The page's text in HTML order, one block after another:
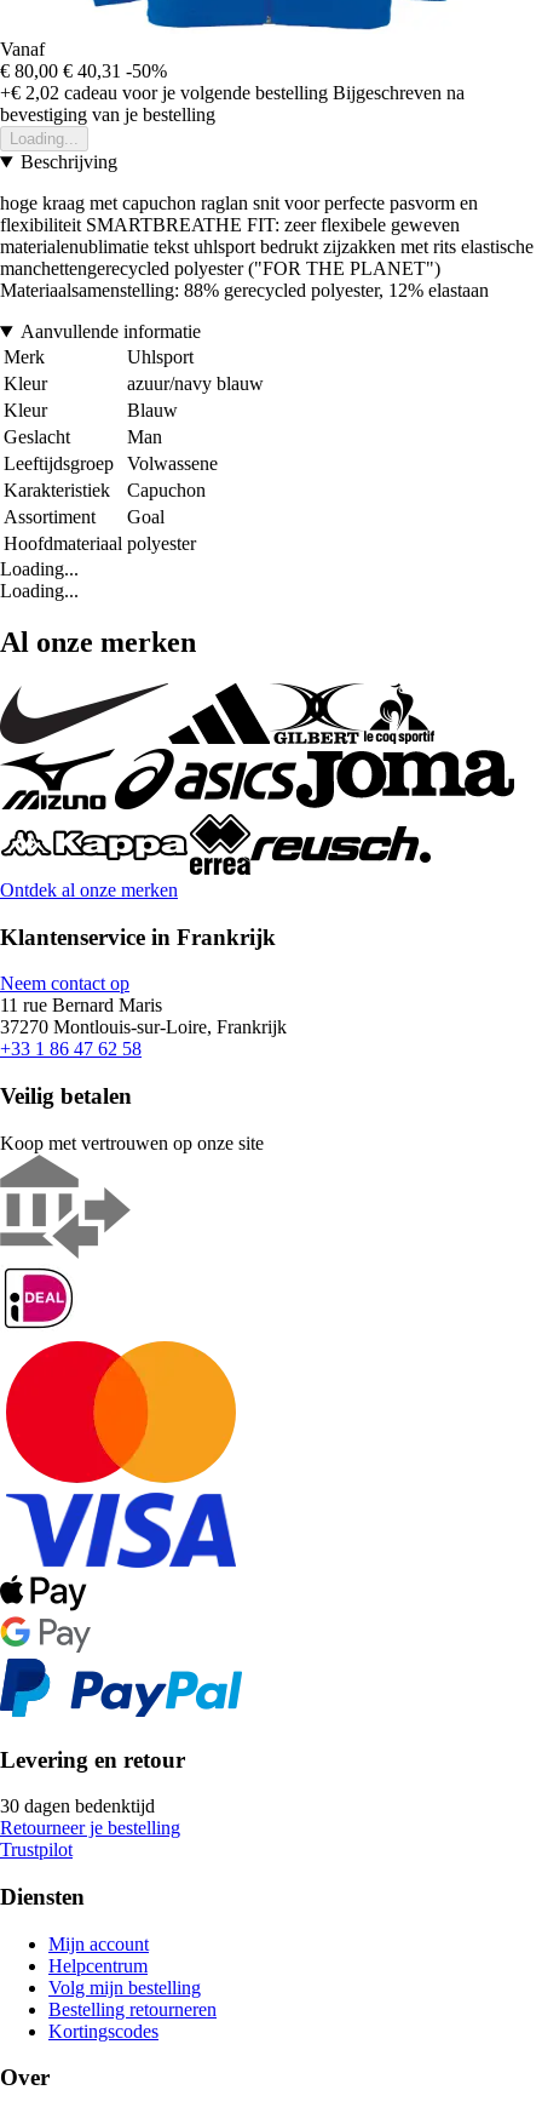
Vanaf
€ 80,00 € 40,31 -50%
+€ 2,02 cadeau voor je volgende bestelling Bijgeschreven na
bevestiging van je bestelling
Loading...
Beschrijving
hoge kraag met capuchon raglan snit voor perfecte pasvorm en
flexibiliteit SMARTBREATHE FIT: zeer flexibele geweven
materialenublimatie tekst uhlsport bedrukt zijzakken met rits elastische
manchettengerecycled polyester ("FOR THE PLANET")
Materiaalsamenstelling: 88% gerecycled polyester, 12% elastaan
Aanvullende informatie
Merk
Uhlsport
Kleur
azuur/navy blauw
Kleur
Blauw
Geslacht
Man
Leeftijdsgroep
Volwassene
Karakteristiek
Capuchon
Assortiment
Goal
Hoofdmateriaal polyester
Loading...
Loading...
Al onze merken
Ontdek al onze merken
Klantenservice in Frankrijk
Neem contact op
11 rue Bernard Maris
37270 Montlouis-sur-Loire, Frankrijk
+33 1 86 47 62 58
Veilig betalen
Koop met vertrouwen op onze site
Levering en retour
30 dagen bedenktijd
Retourneer je bestelling
Trustpilot
Diensten
Mijn account
Helpcentrum
Volg mijn bestelling
Bestelling retourneren
Kortingscodes
Over